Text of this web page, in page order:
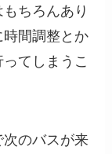
ちろんあり
時間調整とか
てしまうこ
のバスが来